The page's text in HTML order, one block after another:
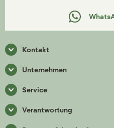
Kontakt
Unternehmen
Service
Verantwortung